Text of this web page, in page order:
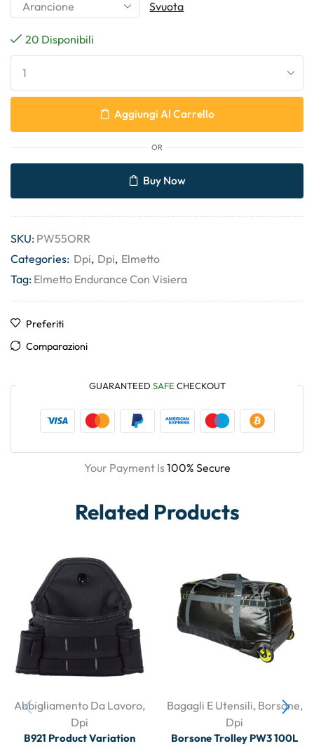
Svuota
20 Disponibili
Aggiungi Al Carrello
OR
Buy Now
SKU: PW55ORR
Categories: Dpi, Dpi, Elmetto
Tag: Elmetto Endurance Con Visiera
Preferiti
Comparazioni
GUARANTEED SAFE CHECKOUT
Your Payment Is100% Secure
Related Products
Abbigliamento Da Lavoro,
Dpi
B921 Product Variation
Bagagli E Utensili, Borsone,
Dpi
Borsone Trolley PW3 100L